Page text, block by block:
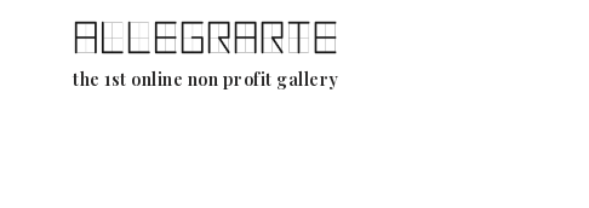
the 1st online non profit gallery